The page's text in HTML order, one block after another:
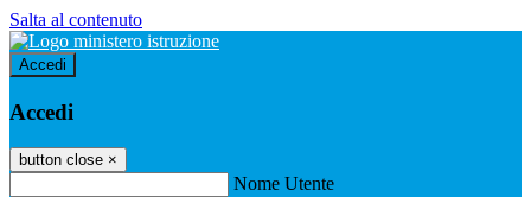
Salta al contenuto
Accedi
Accedi
button close ×
Nome Utente